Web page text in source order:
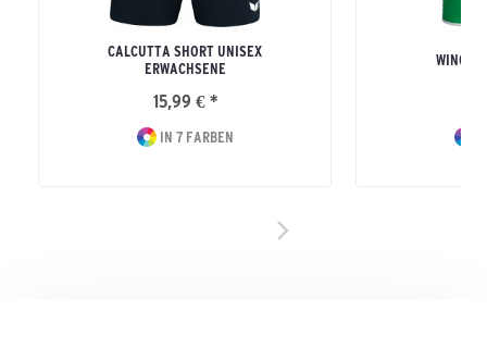
CALCUTTA SHORT UNISEX
ERWACHSENE
15,99 € *
IN 7 FARBEN
WINGS